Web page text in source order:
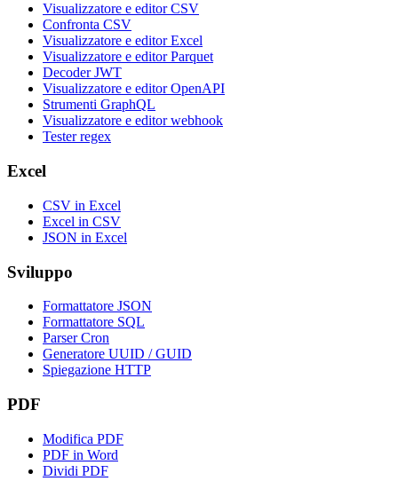
Visualizzatore e editor CSV
Confronta CSV
Visualizzatore e editor Excel
Visualizzatore e editor Parquet
Decoder JWT
Visualizzatore e editor OpenAPI
Strumenti GraphQL
Visualizzatore e editor webhook
Tester regex
Excel
CSV in Excel
Excel in CSV
JSON in Excel
Sviluppo
Formattatore JSON
Formattatore SQL
Parser Cron
Generatore UUID / GUID
Spiegazione HTTP
PDF
Modifica PDF
PDF in Word
Dividi PDF